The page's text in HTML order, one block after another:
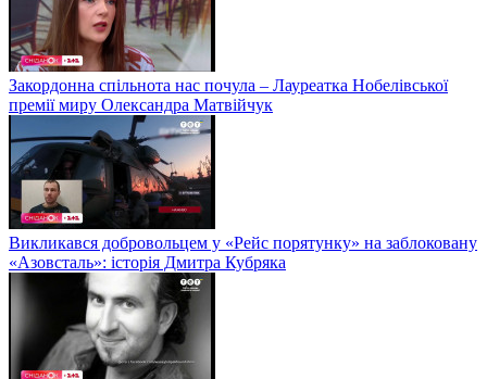
Закордонна спільнота нас почула – Лауреатка Нобелівської
премії миру Олександра Матвійчук
Викликався добровольцем у «Рейс порятунку» на заблоковану
«Азовсталь»: історія Дмитра Кубряка